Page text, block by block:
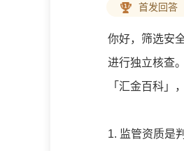
首发回答
你好，筛选安
进行独立核查
「汇金百科」
1. 监管资质是